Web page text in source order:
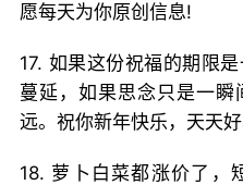
愿每天为你原创信息!
17. 如果这份祝福的期限
蔓延，如果思念只是一
远。祝你新年快乐，天天
18. 萝卜白菜都涨价了，